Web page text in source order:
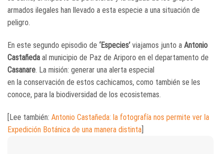
armados ilegales han llevado a esta especie a una situación de
peligro.
En este segundo episodio de ‘Especies’ viajamos junto a Antonio
Castañeda al municipio de Paz de Ariporo en el departamento de
Casanare. La misión: generar una alerta especial
en la conservación de estos cachicamos, como también se les
conoce, para la biodiversidad de los ecosistemas.
[Lee también: Antonio Castañeda: la fotografía nos permite ver la
Expedición Botánica de una manera distinta]